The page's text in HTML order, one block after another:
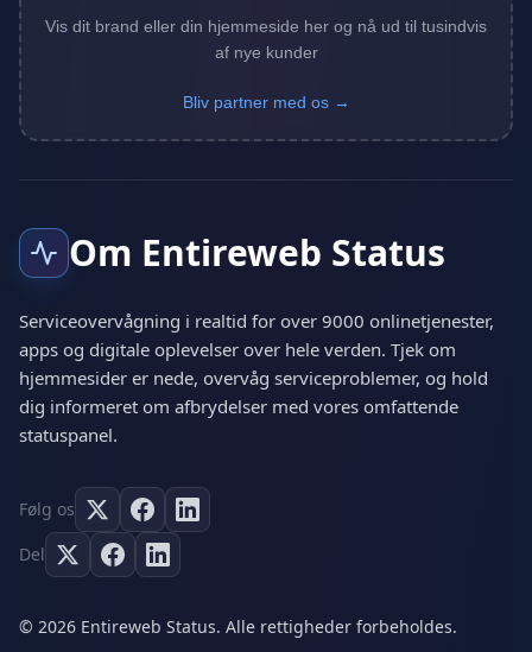
Vis dit brand eller din hjemmeside her og nå ud til tusindvis
af nye kunder
Bliv partner med os →
Om Entireweb Status
Serviceovervågning i realtid for over 9000 onlinetjenester,
apps og digitale oplevelser over hele verden. Tjek om
hjemmesider er nede, overvåg serviceproblemer, og hold
dig informeret om afbrydelser med vores omfattende
statuspanel.
Følg os
Del
© 2026 Entireweb Status. Alle rettigheder forbeholdes.